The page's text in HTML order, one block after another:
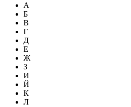
А
Б
В
Г
Д
Е
Ж
З
И
Й
К
Л